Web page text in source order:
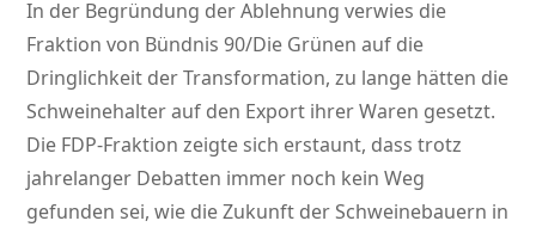
In der Begründung der Ablehnung verwies die
Fraktion von Bündnis 90/Die Grünen auf die
Dringlichkeit der Transformation, zu lange hätten die
Schweinehalter auf den Export ihrer Waren gesetzt.
Die FDP-Fraktion zeigte sich erstaunt, dass trotz
jahrelanger Debatten immer noch kein Weg
gefunden sei, wie die Zukunft der Schweinebauern in